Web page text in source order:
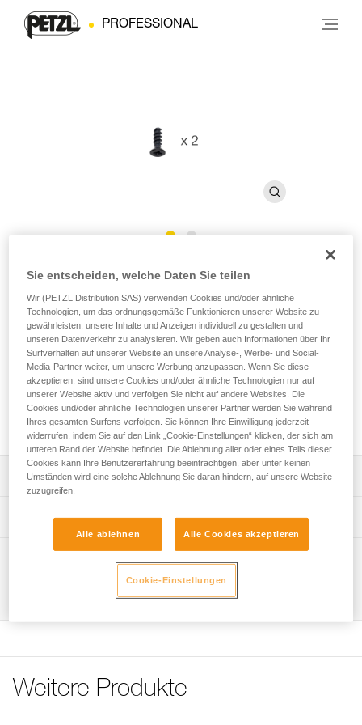
PROFESSIONAL
Schrauben CAPTIV ADJUST
Ersatzschrauben für CAPTIV ADJUST (2er-Pack)
Ersatzschrauben für den CAPTIV ADJUST-
Positionierungsbügel, im 2er-Pack.
Fordern dieses Teil bei Kundenservice
Leistungsverzeichnis
Technische Spezifikationen
Referenz : M095BA00
Garantie : 3 Jahre
Weitere Produkte
Sie entscheiden, welche Daten Sie teilen
Wir (PETZL Distribution SAS) verwenden Cookies und/oder ähnliche
Technologien, um das ordnungsgemäße Funktionieren unserer Website zu
gewährleisten, unsere Inhalte und Anzeigen individuell zu gestalten und
unseren Datenverkehr zu analysieren. Wir geben auch Informationen über Ihr
Surfverhalten auf unserer Website an unsere Analyse-, Werbe- und Social-
Media-Partner weiter, um unsere Werbung anzupassen. Wenn Sie diese
akzeptieren, sind unsere Cookies und/oder ähnliche Technologien nur auf
unserer Website aktiv und verfolgen Sie nicht auf andere Websites. Die
Cookies und/oder ähnliche Technologien unserer Partner werden Sie während
Ihres gesamten Surfens verfolgen. Sie können Ihre Einwilligung jederzeit
widerrufen, indem Sie auf den Link „Cookie-Einstellungen“ klicken, der sich am
unteren Rand der Website befindet. Die Ablehnung aller oder eines Teils dieser
Cookies kann Ihre Benutzererfahrung beeinträchtigen, aber unter keinen
Umständen wird eine solche Ablehnung Sie daran hindern, auf unsere Website
zuzugreifen.
Alle ablehnen Alle Cookies akzeptieren
Cookie-Einstellungen